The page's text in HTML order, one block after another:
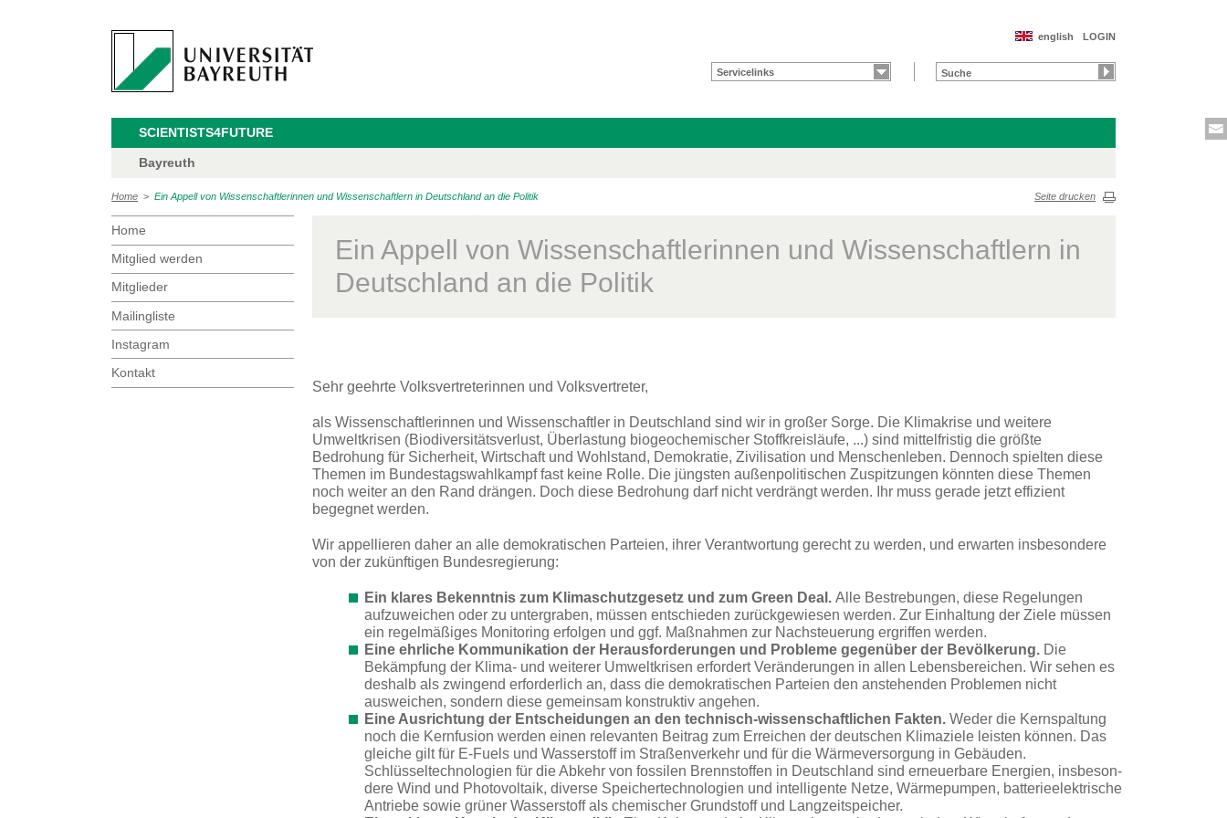
LOGIN
english
Servicelinks
SCIENTISTS4FUTURE
Bayreuth
Home > Ein Appell von Wissenschaftlerinnen und Wissenschaftlern in Deutschland an die Politik Seite drucken
Home
Mitglied werden
Mitglieder
Mailingliste
Instagram
Kontakt
Ein Appell von Wissenschaftlerinnen und Wissenschaftlern in
Deutschland an die Politik
Sehr geehrte Volksvertreterinnen und Volksvertreter,
als Wissenschaftlerinnen und Wissenschaftler in Deutschland sind wir in großer Sorge. Die Klima­krise und weitere
Umweltkrisen (Biodiversitätsverlust, Überlastung biogeochemischer Stoffkreisläu­fe, ...) sind mittelfristig die größte
Bedrohung für Sicherheit, Wirtschaft und Wohlstand, Demokratie, Zivilisation und Menschenleben. Dennoch spielten diese
Themen im Bundestagswahlkampf fast keine Rolle. Die jüngsten außenpolitischen Zuspitzungen könnten diese Themen
noch weiter an den Rand drängen. Doch diese Bedrohung darf nicht verdrängt werden. Ihr muss gerade jetzt effi­zient
begegnet werden.
Wir appellieren daher an alle demokratischen Parteien, ihrer Verantwortung gerecht zu werden, und erwarten insbesondere
von der zukünftigen Bundesregierung:
Ein klares Bekenntnis zum Klimaschutzgesetz und zum Green Deal. Alle Bestrebun­gen, diese Regelungen
aufzuweichen oder zu untergraben, müssen entschieden zurückge­wiesen werden. Zur Einhaltung der Ziele müssen
ein regelmäßiges Monitoring erfolgen und ggf. Maßnahmen zur Nachsteuerung ergriffen werden.
Eine ehrliche Kommunikation der Herausforderungen und Probleme gegenüber der Bevölkerung. Die
Bekämpfung der Klima- und weiterer Umweltkrisen erfordert Verände­rungen in allen Lebensbereichen. Wir sehen es
deshalb als zwingend erforderlich an, dass die demokratischen Parteien den anstehenden Problemen nicht
ausweichen, sondern diese gemeinsam konstruktiv angehen.
Eine Ausrichtung der Entscheidungen an den technisch-wissenschaftlichen Fakten. Weder die Kernspaltung
noch die Kernfusion werden einen relevanten Beitrag zum Errei­chen der deutschen Klimaziele leisten können. Das
gleiche gilt für E-Fuels und Wasserstoff im Straßenverkehr und für die Wärmeversorgung in Gebäuden.
Schlüsseltechnologien für die Abkehr von fossilen Brennstoffen in Deutschland sind erneuerbare Energien, insbeson­
dere Wind und Photovoltaik, diverse Speichertechnologien und intelligente Netze, Wärme­pumpen, batterieelektrische
Antriebe sowie grüner Wasserstoff als chemischer Grundstoff und Langzeitspeicher.